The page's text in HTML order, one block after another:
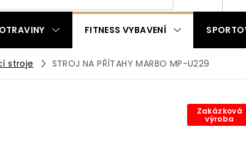
FITNESS VYBAVENÍ
stroje STROJ NA PŘÍTAHY MARBO MP-U229
Zakázková
výroba